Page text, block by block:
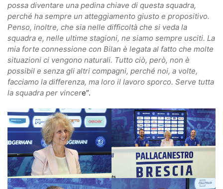
possa diventare una pedina chiave di questa squadra,
perché ha sempre un atteggiamento giusto e propositivo.
Penso, inoltre, che sia nelle difficoltà che si veda la
squadra e, nelle ultime stagioni, ne siamo sempre usciti. La
mia forte connessione con Bilan è legata al fatto che molte
situazioni ci vengono naturali. Tutto ciò, però, non è
possibil e senza gli altri compagni, perché noi, a volte,
facciamo la differenza, ma loro il lavoro sporco. Serve tutta
la squadra per vincere”.